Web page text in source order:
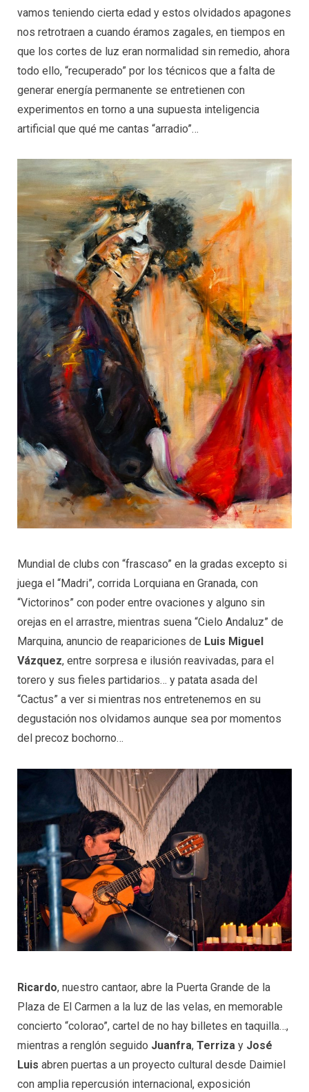
vamos teniendo cierta edad y estos olvidados apagones
nos retrotraen a cuando éramos zagales, en tiempos en
que los cortes de luz eran normalidad sin remedio, ahora
todo ello, “recuperado” por los técnicos que a falta de
generar energía permanente se entretienen con
experimentos en torno a una supuesta inteligencia
artificial que qué me cantas “arradio”…
Mundial de clubs con “frascaso” en la gradas excepto si
juega el “Madri”, corrida Lorquiana en Granada, con
“Victorinos” con poder entre ovaciones y alguno sin
orejas en el arrastre, mientras suena “Cielo Andaluz” de
Marquina, anuncio de reapariciones de Luis Miguel
Vázquez, entre sorpresa e ilusión reavivadas, para el
torero y sus fieles partidarios… y patata asada del
“Cactus” a ver si mientras nos entretenemos en su
degustación nos olvidamos aunque sea por momentos
del precoz bochorno…
Ricardo, nuestro cantaor, abre la Puerta Grande de la
Plaza de El Carmen a la luz de las velas, en memorable
concierto “colorao”, cartel de no hay billetes en taquilla…,
mientras a renglón seguido Juanfra, Terriza y José
Luis abren puertas a un proyecto cultural desde Daimiel
con amplia repercusión internacional, exposición